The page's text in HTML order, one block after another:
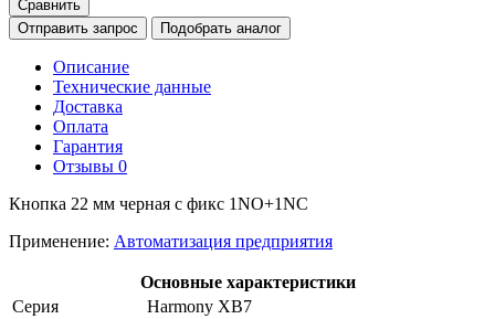
Сравнить
Отправить запрос
Подобрать аналог
Описание
Технические данные
Доставка
Оплата
Гарантия
Отзывы 0
Кнопка 22 мм черная с фикс 1NO+1NC
Применение: Автоматизация предприятия
Основные характеристики
Серия
Harmony XB7